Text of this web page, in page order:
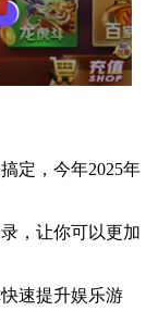
定，今年2025年
，让你可以更加
速提升娱乐游